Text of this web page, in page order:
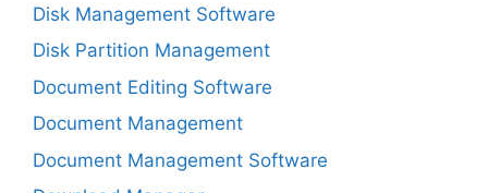
Disk Management Software
Disk Partition Management
Document Editing Software
Document Management
Document Management Software